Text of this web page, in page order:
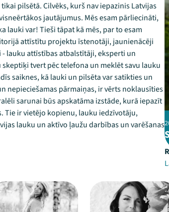
pilsētā. Cilvēks, kurš nav iepazinis Latvijas
jautājumus. Mēs esam pārliecināti,
lauki var! Tieši tāpat kā mēs, par to esam
attīstītu projektu īstenotāji, jaunienācēji
lauku attīstības atbalstītāji, eksperti un
tvert pēc telefona un meklēt savu lauku
saiknes, kā lauki un pilsēta var satikties un
nepieciešamas pārmaiņas, ir vērts noklausīties
sarunai būs apskatāma izstāde, kurā iepazīt
Tie ir vietējo kopienu, lauku iedzīvotāju,
lauku un aktīvo ļaužu darbības un varēšanas